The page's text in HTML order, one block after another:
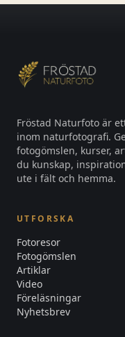
Fröstad Naturfoto är
inom naturfotografi.
fotogömslen, kurser,
du kunskap,
ute i fält och hemma.
UTFORSKA
Fotoresor
Fotogömslen
Artiklar
Video
Föreläsningar
Nyhetsbrev